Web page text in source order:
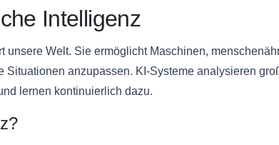
Intelligenz
unsere Welt. Sie ermöglicht Maschinen,
Situationen anzupassen. KI-Systeme analysieren
lernen kontinuierlich dazu.